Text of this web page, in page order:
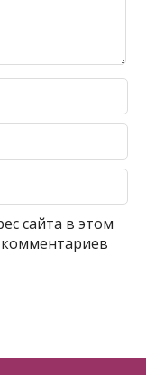
сайта в этом